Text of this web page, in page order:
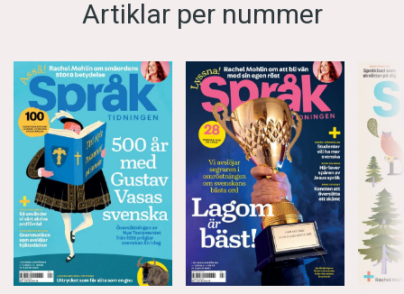
Artiklar per nummer